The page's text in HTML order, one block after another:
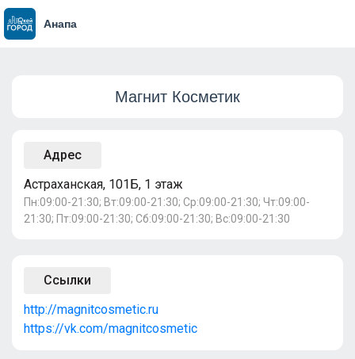
Анапа
Магнит Косметик
Адрес
Астраханская, 101Б, 1 этаж
Пн:09:00-21:30; Вт:09:00-21:30; Ср:09:00-21:30; Чт:09:00-
21:30; Пт:09:00-21:30; Сб:09:00-21:30; Вс:09:00-21:30
Ссылки
http://magnitcosmetic.ru
https://vk.com/magnitcosmetic